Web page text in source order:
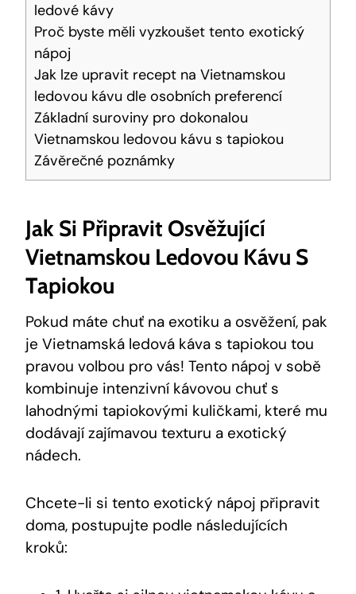
ledové kávy
Proč byste měli vyzkoušet tento exotický
nápoj
Jak lze upravit recept na Vietnamskou
ledovou kávu dle osobních preferencí
Základní suroviny pro dokonalou
Vietnamskou ledovou kávu s tapiokou
Závěrečné poznámky
Jak Si Připravit Osvěžující
Vietnamskou Ledovou Kávu S
Tapiokou
Pokud máte chuť na exotiku a osvěžení, pak
je Vietnamská ledová káva s tapiokou tou
pravou volbou pro vás! Tento nápoj v sobě
kombinuje intenzivní kávovou chuť s
lahodnými tapiokovými kuličkami, které mu
dodávají zajímavou texturu a exotický
nádech.
Chcete-li si tento exotický nápoj připravit
doma, postupujte podle následujících
kroků: